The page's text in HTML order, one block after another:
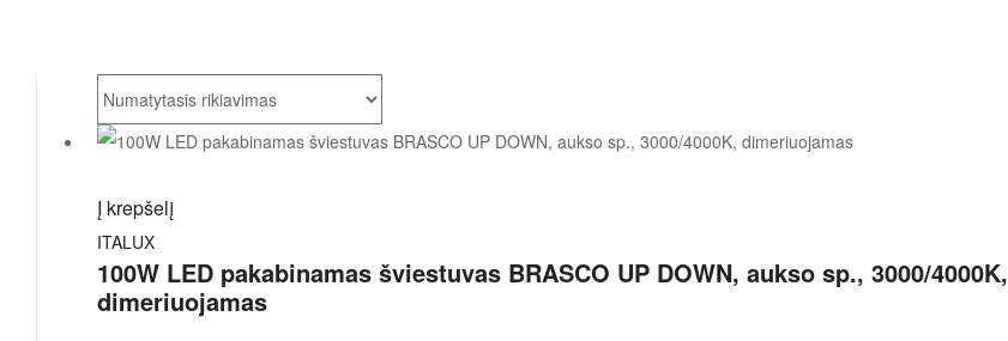
Į krepšelį
ITALUX
100W LED pakabinamas šviestuvas BRASCO UP DOWN, aukso sp., 3000/4000K,
dimeriuojamas